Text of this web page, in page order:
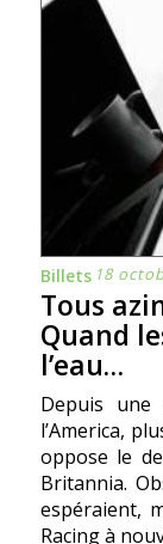
Billets 18
Tous
Quand
l’eau…
Depuis
l’America,
oppose le
Britannia.
espéraient,
Racing à